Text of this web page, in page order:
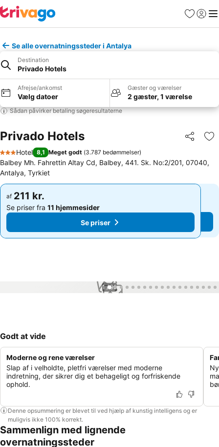
Favoritter
Log ind
Se alle overnatningssteder i Antalya
Destination
Privado Hotels
Afrejse/ankomst
Vælg datoer
Gæster og værelser
2 gæster, 1 værelse
Sådan påvirker betaling søgeresultaterne
Privado Hotels Del
3 Stjerner
Hotel 8,1 Meget godt (3.787 bedømmelser)
Balbey Mh. Fahrettin Altay Cd, Balbey, 441. Sk. No:2/201, 07040,
Antalya, Tyrkiet
af 211 kr.
Se priser fra 11 hjemmesider
Se priser
af 211 kr.
Se priser fra 11 hjemmesider
Se priser
1 / 99
Godt at vide
Moderne og rene værelser
Slap af i velholdte, pletfri værelser med moderne
indretning, der sikrer dig et behageligt og forfriskende
ophold.
Denne opsummering er blevet til ved hjælp af kunstig intelligens og er
muligvis ikke 100% korrekt.
Sammenlign med lignende
overnatningssteder